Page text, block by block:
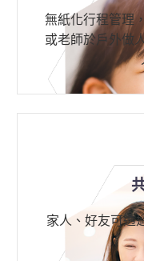
無紙化行程管理
或老師於戶外做
家人、好友可透